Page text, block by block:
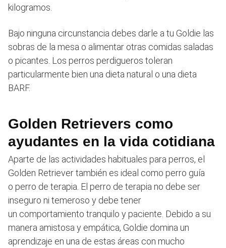
kilogramos.
Bajo ninguna circunstancia debes darle a tu Goldie las
sobras de la mesa o alimentar otras comidas saladas
o picantes. Los perros perdigueros toleran
particularmente bien una dieta natural o una dieta
BARF.
Golden Retrievers como
ayudantes en la vida cotidiana
Aparte de las actividades habituales para perros, el
Golden Retriever también es ideal como perro guía
o perro de terapia. El perro de terapia no debe ser
inseguro ni temeroso y debe tener
un comportamiento tranquilo y paciente. Debido a su
manera amistosa y empática, Goldie domina un
aprendizaje en una de estas áreas con mucho